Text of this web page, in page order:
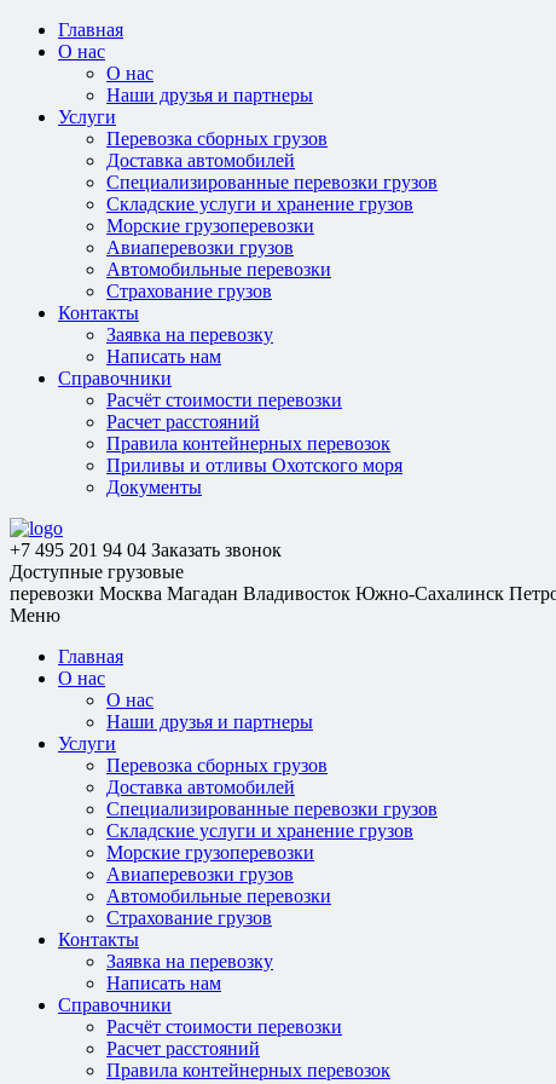
Главная
О нас
О нас
Наши друзья и партнеры
Услуги
Перевозка сборных грузов
Доставка автомобилей
Специализированные перевозки грузов
Складские услуги и хранение грузов
Морские грузоперевозки
Авиаперевозки грузов
Автомобильные перевозки
Страхование грузов
Контакты
Заявка на перевозку
Написать нам
Справочники
Расчёт стоимости перевозки
Расчет расстояний
Правила контейнерных перевозок
Приливы и отливы Охотского моря
Документы
+7 495 201 94 04 Заказать звонок
Доступные грузовые
перевозки Москва Магадан Владивосток Южно-Сахалинск
Меню
Главная
О нас
О нас
Наши друзья и партнеры
Услуги
Перевозка сборных грузов
Доставка автомобилей
Специализированные перевозки грузов
Складские услуги и хранение грузов
Морские грузоперевозки
Авиаперевозки грузов
Автомобильные перевозки
Страхование грузов
Контакты
Заявка на перевозку
Написать нам
Справочники
Расчёт стоимости перевозки
Расчет расстояний
Правила контейнерных перевозок